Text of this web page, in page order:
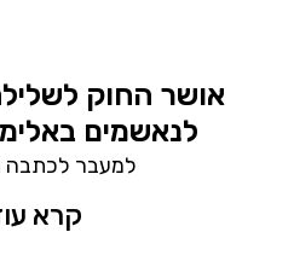
אושר החוק
לנאשמים
למעבר לכתבה
קרא